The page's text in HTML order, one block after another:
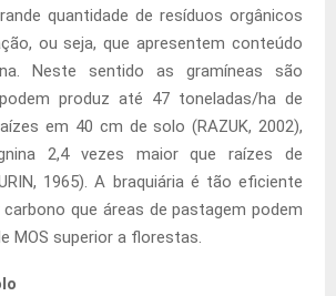
quantidade de resíduos orgânicos
ou seja, que apresentem conteúdo
Neste sentido as gramíneas são
produz até 47 toneladas/ha de
em 40 cm de solo (RAZUK, 2002),
2,4 vezes maior que raízes de
1965). A braquiária é tão eficiente
que áreas de pastagem podem
MOS superior a florestas.